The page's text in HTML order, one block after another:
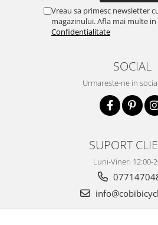
Vreau sa primesc newsletter
magazinului. Afla mai multe in
Confidentialitate
SOCIAL
Urmareste-ne in
SUPORT
Luni-Vineri 12:00-